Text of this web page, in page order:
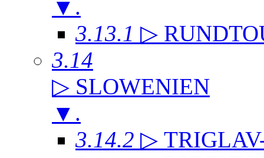
▼ .
3.13.1 ▷
3.14
▷ SLOWENIEN
▼ .
3.14.2 ▷